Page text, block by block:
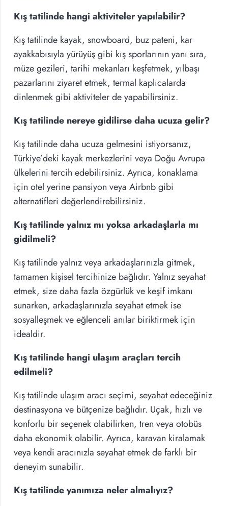
Kış tatilinde hangi aktiviteler yapılabilir?
Kış tatilinde kayak, snowboard, buz pateni, kar
ayakkabısıyla yürüyüş gibi kış sporlarının yanı sıra,
müze gezileri, tarihi mekanları keşfetmek, yılbaşı
pazarlarını ziyaret etmek, termal kaplıcalarda
dinlenmek gibi aktiviteler de yapabilirsiniz.
Kış tatilinde nereye gidilirse daha ucuza gelir?
Kış tatilinde daha ucuza gelmesini istiyorsanız,
Türkiye’deki kayak merkezlerini veya Doğu Avrupa
ülkelerini tercih edebilirsiniz. Ayrıca, konaklama
için otel yerine pansiyon veya Airbnb gibi
alternatifleri değerlendirebilirsiniz.
Kış tatilinde yalnız mı yoksa arkadaşlarla mı
gidilmeli?
Kış tatilinde yalnız veya arkadaşlarınızla gitmek,
tamamen kişisel tercihinize bağlıdır. Yalnız seyahat
etmek, size daha fazla özgürlük ve keşif imkanı
sunarken, arkadaşlarınızla seyahat etmek ise
sosyalleşmek ve eğlenceli anılar biriktirmek için
idealdir.
Kış tatilinde hangi ulaşım araçları tercih
edilmeli?
Kış tatilinde ulaşım aracı seçimi, seyahat edeceğiniz
destinasyona ve bütçenize bağlıdır. Uçak, hızlı ve
konforlu bir seçenek olabilirken, tren veya otobüs
daha ekonomik olabilir. Ayrıca, karavan kiralamak
veya kendi aracınızla seyahat etmek de farklı bir
deneyim sunabilir.
Kış tatilinde yanımıza neler almalıyız?